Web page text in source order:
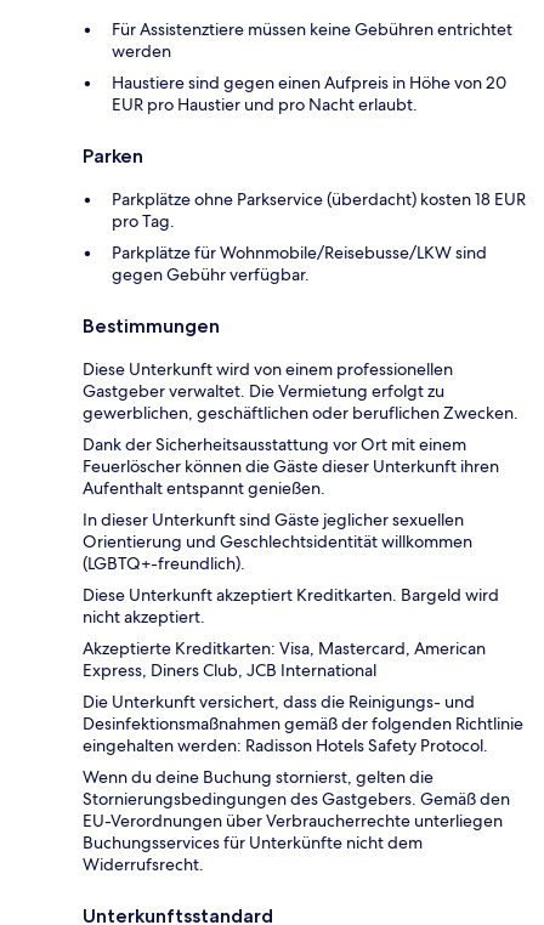
Für Assistenztiere müssen keine Gebühren entrichtet
werden
Haustiere sind gegen einen Aufpreis in Höhe von 20
EUR pro Haustier und pro Nacht erlaubt.
Parken
Parkplätze ohne Parkservice (überdacht) kosten 18 EUR
pro Tag.
Parkplätze für Wohnmobile/Reisebusse/LKW sind
gegen Gebühr verfügbar.
Bestimmungen
Diese Unterkunft wird von einem professionellen
Gastgeber verwaltet. Die Vermietung erfolgt zu
gewerblichen, geschäftlichen oder beruflichen Zwecken.
Dank der Sicherheitsausstattung vor Ort mit einem
Feuerlöscher können die Gäste dieser Unterkunft ihren
Aufenthalt entspannt genießen.
In dieser Unterkunft sind Gäste jeglicher sexuellen
Orientierung und Geschlechtsidentität willkommen
(LGBTQ+-freundlich).
Diese Unterkunft akzeptiert Kreditkarten. Bargeld wird
nicht akzeptiert.
Akzeptierte Kreditkarten: Visa, Mastercard, American
Express, Diners Club, JCB International
Die Unterkunft versichert, dass die Reinigungs- und
Desinfektionsmaßnahmen gemäß der folgenden Richtlinie
eingehalten werden: Radisson Hotels Safety Protocol.
Wenn du deine Buchung stornierst, gelten die
Stornierungsbedingungen des Gastgebers. Gemäß den
EU-Verordnungen über Verbraucherrechte unterliegen
Buchungsservices für Unterkünfte nicht dem
Widerrufsrecht.
Unterkunftsstandard